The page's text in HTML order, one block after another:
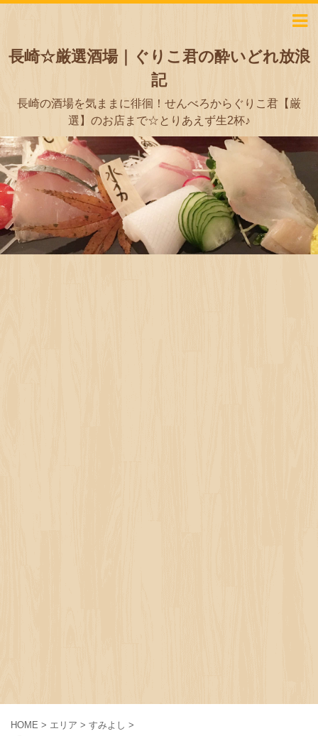
長崎☆厳選酒場｜ぐりこ君の酔いどれ放浪
記
長崎の酒場を気ままに徘徊！せんべろからぐりこ君【厳
選】のお店まで☆とりあえず生2杯♪
HOME > エリア > すみよし >